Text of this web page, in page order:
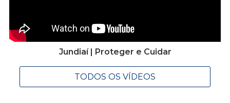
Jundiaí | Proteger e Cuidar
TODOS OS VÍDEOS